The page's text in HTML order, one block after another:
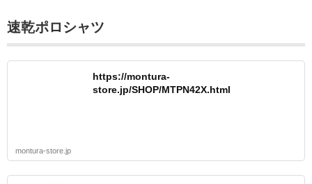
速乾ポロシャツ
https://montura-
store.jp/SHOP/MTPN42X.html
montura-store.jp